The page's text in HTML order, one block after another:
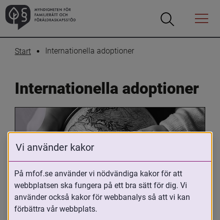
Öppna
Öppna
Menyn
Start Internationella adoptioner
Internationella adoptioner
Oavsett om du är adopterad,
adoptivförälder eller arbetar med
Vi använder kakor
På mfof.se använder vi nödvändiga kakor för att
webbplatsen ska fungera på ett bra sätt för dig. Vi
använder också kakor för webbanalys så att vi kan
förbättra vår webbplats.